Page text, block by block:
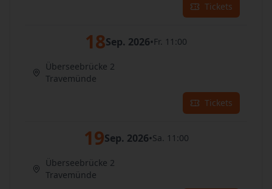
Tickets
18Sep. 2026•Fr. 11:00
Überseebrücke 2
Travemünde
Tickets
19Sep. 2026•Sa. 11:00
Überseebrücke 2
Travemünde